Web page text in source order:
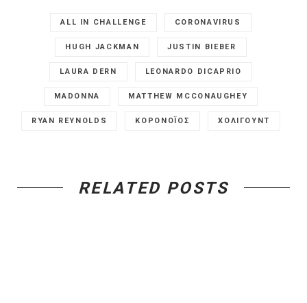
ALL IN CHALLENGE CORONAVIRUS
HUGH JACKMAN JUSTIN BIEBER
LAURA DERN LEONARDO DICAPRIO
MADONNA MATTHEW MCCONAUGHEY
RYAN REYNOLDS ΚΟΡΟΝΟΪΟΣ ΧΟΛΙΓΟΥΝΤ
RELATED POSTS